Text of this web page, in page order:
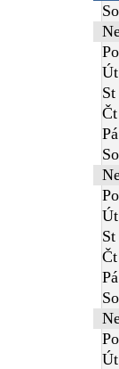
So
Po
Út
St
Čt
Pá
So
Po
Út
St
Čt
Pá
So
Po
Út